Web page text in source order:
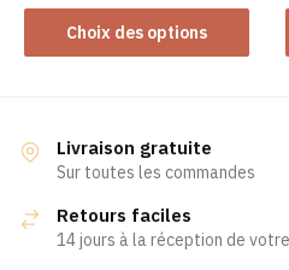
Choix des options
Ce
produit
variations.
Les
peuvent
Livraison gratuite
Sur toutes les commandes
Retours faciles
14 jours à la réception de